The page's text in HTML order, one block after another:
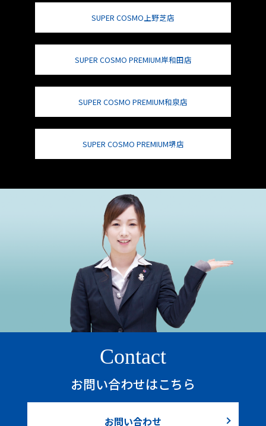
SUPER COSMO上野芝店
SUPER COSMO PREMIUM岸和田店
SUPER COSMO PREMIUM和泉店
SUPER COSMO PREMIUM堺店
Contact
お問い合わせはこちら
お問い合わせ